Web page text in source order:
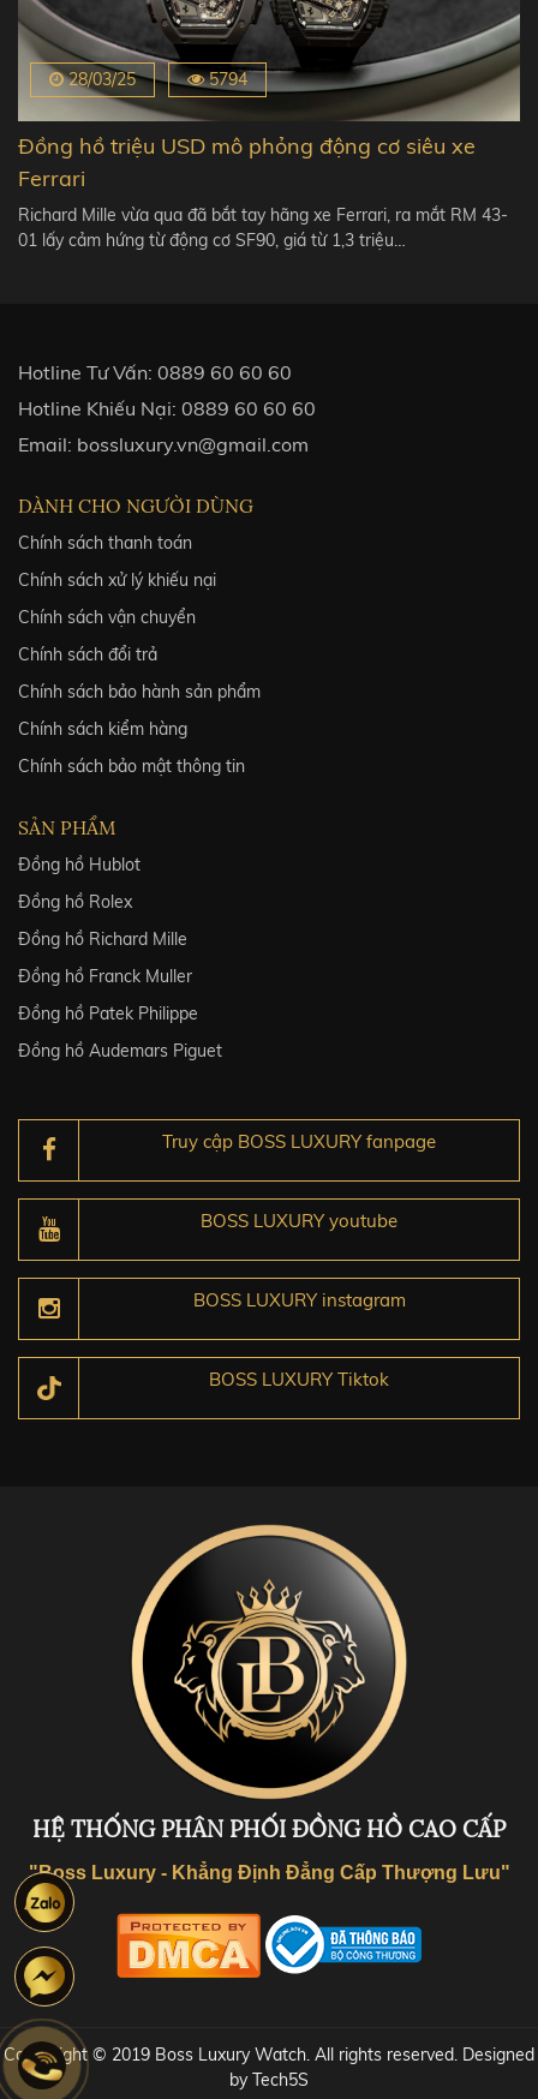
28/03/25 5794
Đồng hồ triệu USD mô phỏng động cơ siêu xe
Ferrari
Richard Mille vừa qua đã bắt tay hãng xe Ferrari, ra mắt RM 43-
01 lấy cảm hứng từ động cơ SF90, giá từ 1,3 triệu…
Hotline Tư Vấn: 0889 60 60 60
Hotline Khiếu Nại: 0889 60 60 60
Email: bossluxury.vn@gmail.com
DÀNH CHO NGƯỜI DÙNG
Chính sách thanh toán
Chính sách xử lý khiếu nại
Chính sách vận chuyển
Chính sách đổi trả
Chính sách bảo hành sản phẩm
Chính sách kiểm hàng
Chính sách bảo mật thông tin
SẢN PHẨM
Đồng hồ Hublot
Đồng hồ Rolex
Đồng hồ Richard Mille
Đồng hồ Franck Muller
Đồng hồ Patek Philippe
Đồng hồ Audemars Piguet
Truy cập BOSS LUXURY fanpage
BOSS LUXURY youtube
BOSS LUXURY instagram
BOSS LUXURY Tiktok
HỆ THỐNG PHÂN PHỐI ĐỒNG HỒ CAO CẤP
"Boss Luxury - Khẳng Định Đẳng Cấp Thượng Lưu"
Coppyright © 2019 Boss Luxury Watch. All rights reserved. Designed
by Tech5S